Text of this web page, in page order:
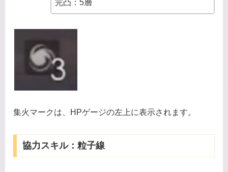
完凸：5層
集火マークは、HPゲージの左上に表示されます。
協力スキル：粒子線